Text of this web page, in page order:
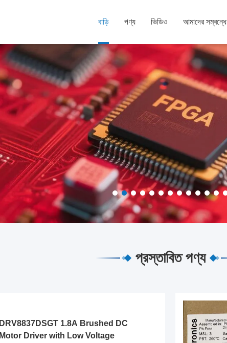
বাড়ি পণ্য ভিডিও আমাদের সম্বন্ধে
প্রস্তাবিত পণ্য
DRV8837DSGT 1.8A Brushed DC
Motor Driver with Low Voltage